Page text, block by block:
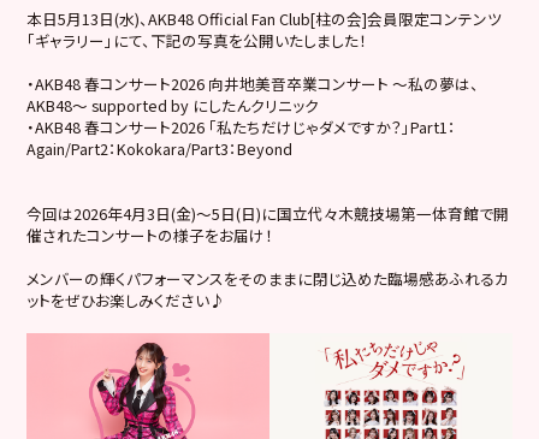
本日5月13日(水)、AKB48 Official Fan Club[柱の会]会員限定コンテンツ
「ギャラリー」にて、下記の写真を公開いたしました！
・AKB48 春コンサート2026 向井地美音卒業コンサート 〜私の夢は、
AKB48〜 supported by にしたんクリニック
・AKB48 春コンサート2026 「私たちだけじゃダメですか？」Part1：
Again/Part2：Kokokara/Part3：Beyond
今回は2026年4月3日(金)～5日(日)に国立代々木競技場第一体育館で開
催されたコンサートの様子をお届け！
メンバーの輝くパフォーマンスをそのままに閉じ込めた臨場感あふれるカ
ットをぜひお楽しみください♪